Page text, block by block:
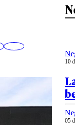
10
05